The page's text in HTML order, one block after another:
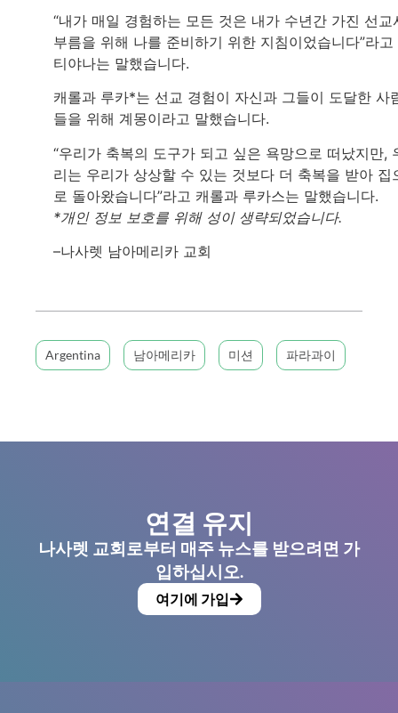
“내가 매일 경험하는 모든 것은 내가 수년간 가진 선교
부름을 위해 나를 준비하기 위한 지침이었습니다”라고
티야나는 말했습니다.
캐롤과 루카*는 선교 경험이 자신과 그들이 도달한 사
들을 위해 계몽이라고 말했습니다.
“우리가 축복의 도구가 되고 싶은 욕망으로 떠났지만,
리는 우리가 상상할 수 있는 것보다 더 축복을 받아 집
로 돌아왔습니다”라고 캐롤과 루카스는 말했습니다.
*개인 정보 보호를 위해 성이 생략되었습니다.
–나사렛 남아메리카 교회
Argentina 남아메리카 미션 파라과이
연결 유지
나사렛 교회로부터 매주 뉴스를 받으려면 가
입하십시오.
여기에 가입